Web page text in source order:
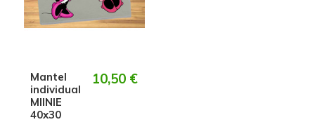
Mantel
individual
MIINIE
40x30
10,50 €